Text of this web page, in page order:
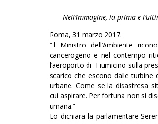
Nell’immagine, la prima e
Roma, 31 marzo 2017.
“Il Ministro dell’Ambiente
cancerogeno e nel contempo
l’aeroporto di Fiumicino sulla
scarico che escono dalle turbine
urbane. Come se la disastrosa
cui aspirare. Per fortuna non si
umana.”
Lo dichiara la parlamentare